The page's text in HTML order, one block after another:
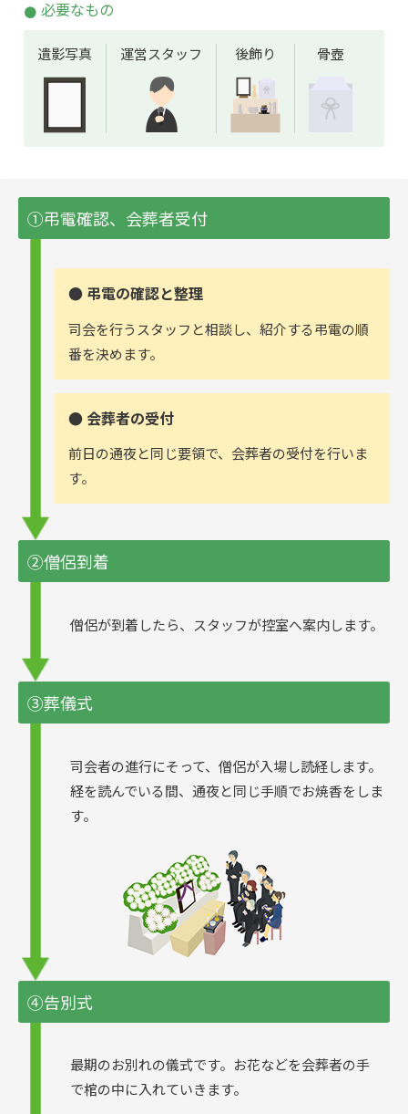
必要なもの
遺影写真 運営スタッフ 後飾り 骨壺
①弔電確認、会葬者受付
● 弔電の確認と整理
司会を行うスタッフと相談し、紹介する弔電の順
番を決めます。
● 会葬者の受付
前日の通夜と同じ要領で、会葬者の受付を行いま
す。
②僧侶到着
僧侶が到着したら、スタッフが控室へ案内します。
③葬儀式
司会者の進行にそって、僧侶が入場し読経します。
経を読んでいる間、通夜と同じ手順でお焼香をしま
す。
④告別式
最期のお別れの儀式です。お花などを会葬者の手
で棺の中に入れていきます。